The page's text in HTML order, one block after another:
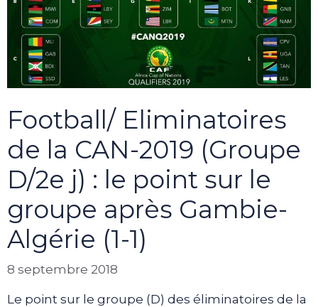
Football/ Eliminatoires
de la CAN-2019 (Groupe
D/2e j) : le point sur le
groupe après Gambie-
Algérie (1-1)
8 septembre 2018
Le point sur le groupe (D) des éliminatoires de la